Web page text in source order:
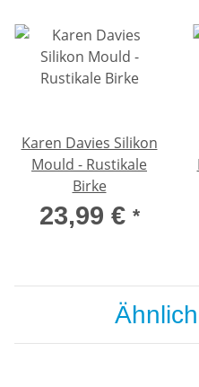
Karen Davies Silikon
Mould - Rustikale
Birke
23,99 € *